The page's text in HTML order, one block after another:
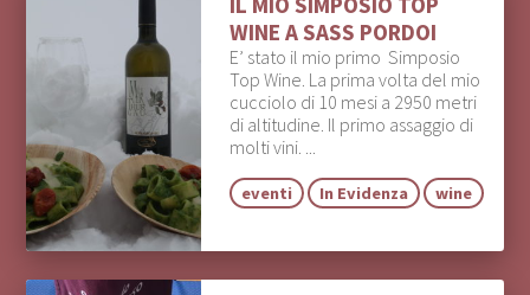
WINE A SASS PORDOI
E’ stato il mio primo Simposio
Top Wine. La prima volta del mio
cucciolo di 10 mesi a 2950 metri
di altitudine. Il primo assaggio di
molti vini. ...
eventi In Evidenza wine